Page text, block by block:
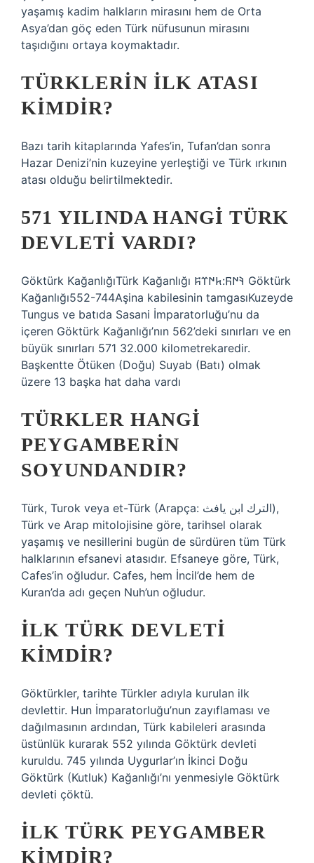
yaşamış kadim halkların mirasını hem de Orta
Asya’dan göç eden Türk nüfusunun mirasını
taşıdığını ortaya koymaktadır.
TÜRKLERIN ILK ATASI
KIMDIR?
Bazı tarih kitaplarında Yafes’in, Tufan’dan sonra
Hazar Denizi’nin kuzeyine yerleştiği ve Türk ırkının
atası olduğu belirtilmektedir.
571 YILINDA HANGI TÜRK
DEVLETI VARDI?
Göktürk KağanlığıTürk Kağanlığı 𐰚𐰇𐰜:𐱅𐰇𐰼𐰰 Göktürk
Kağanlığı552-744Aşina kabilesinin tamgasıKuzeyde
Tungus ve batıda Sasani İmparatorluğu’nu da
içeren Göktürk Kağanlığı’nın 562’deki sınırları ve en
büyük sınırları 571 32.000 kilometrekaredir.
Başkentte Ötüken (Doğu) Suyab (Batı) olmak
üzere 13 başka hat daha vardı
TÜRKLER HANGI
PEYGAMBERIN
SOYUNDANDIR?
Türk, Turok veya et-Türk (Arapça: الترك ابن يافث),
Türk ve Arap mitolojisine göre, tarihsel olarak
yaşamış ve nesillerini bugün de sürdüren tüm Türk
halklarının efsanevi atasıdır. Efsaneye göre, Türk,
Cafes’in oğludur. Cafes, hem İncil’de hem de
Kuran’da adı geçen Nuh’un oğludur.
İLK TÜRK DEVLETI
KIMDIR?
Göktürkler, tarihte Türkler adıyla kurulan ilk
devlettir. Hun İmparatorluğu’nun zayıflaması ve
dağılmasının ardından, Türk kabileleri arasında
üstünlük kurarak 552 yılında Göktürk devleti
kuruldu. 745 yılında Uygurlar’ın İkinci Doğu
Göktürk (Kutluk) Kağanlığı’nı yenmesiyle Göktürk
devleti çöktü.
İLK TÜRK PEYGAMBER
KIMDIR?